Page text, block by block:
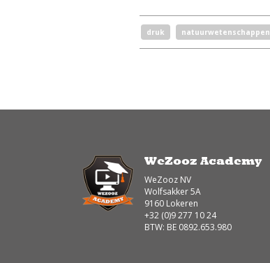
druk natuurwetenschappen
WeZooz Academy
WeZooz NV
Wolfsakker 5A
9160 Lokeren
+32 (0)9 277 10 24
BTW: BE 0892.653.980